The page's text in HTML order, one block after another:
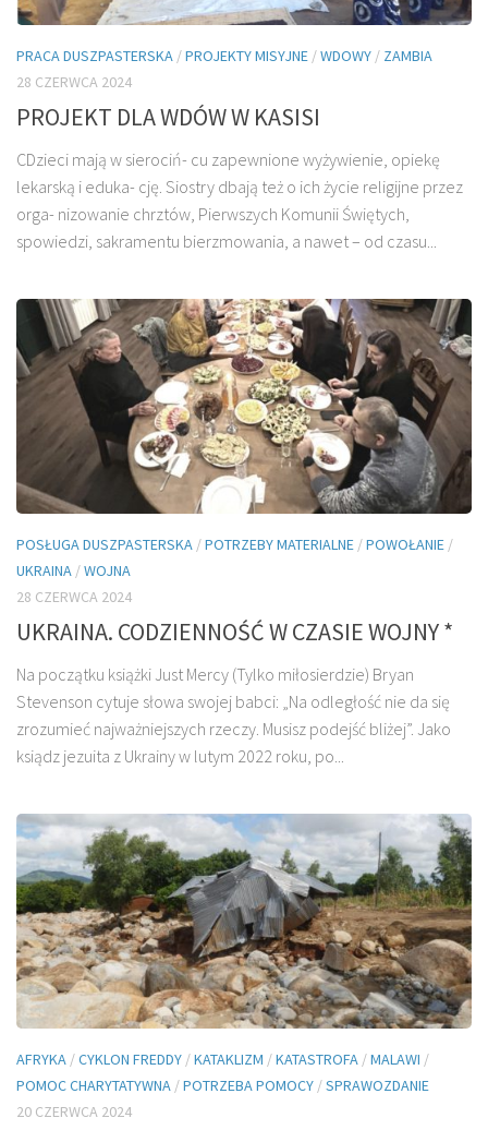
PRACA DUSZPASTERSKA /PROJEKTY MISYJNE /WDOWY / ZAMBIA
28 CZERWCA 2024
PROJEKT DLA WDÓW W KASISI
CDzieci mają w sierociń- cu zapewnione wyżywienie, opiekę
lekarską i eduka- cję. Siostry dbają też o ich życie religijne przez
orga- nizowanie chrztów, Pierwszych Komunii Świętych,
spowiedzi, sakramentu bierzmowania, a nawet – od czasu...
POSŁUGA DUSZPASTERSKA /POTRZEBY MATERIALNE /POWOŁANIE /
UKRAINA /WOJNA
28 CZERWCA 2024
UKRAINA. CODZIENNOŚĆ W CZASIE WOJNY *
Na początku książki Just Mercy (Tylko miłosierdzie) Bryan
Stevenson cytuje słowa swojej babci: „Na odległość nie da się
zrozumieć najważniejszych rzeczy. Musisz podejść bliżej”. Jako
ksiądz jezuita z Ukrainy w lutym 2022 roku, po...
AFRYKA /CYKLON FREDDY /KATAKLIZM /KATASTROFA /MALAWI /
POMOC CHARYTATYWNA /POTRZEBA POMOCY /SPRAWOZDANIE
20 CZERWCA 2024